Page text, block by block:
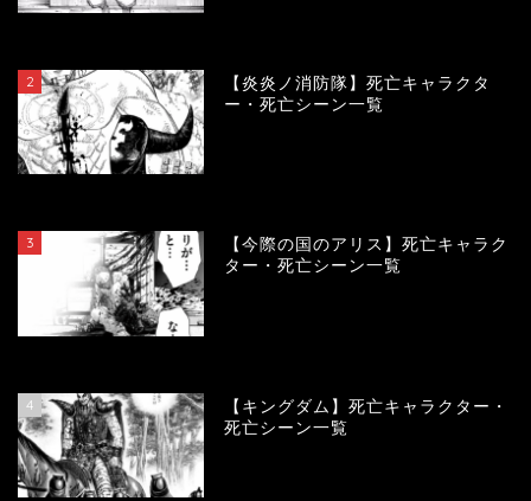
2
【炎炎ノ消防隊】死亡キャラクタ
ー・死亡シーン一覧
3
【今際の国のアリス】死亡キャラク
ター・死亡シーン一覧
4
【キングダム】死亡キャラクター・
死亡シーン一覧